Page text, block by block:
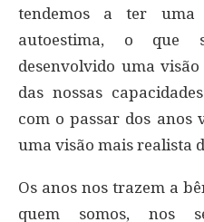
tendemos a ter uma
autoestima, o que
desenvolvido uma
das nossas
com o passar dos anos
uma visão mais realista
Os anos nos trazem a
quem somos, nos